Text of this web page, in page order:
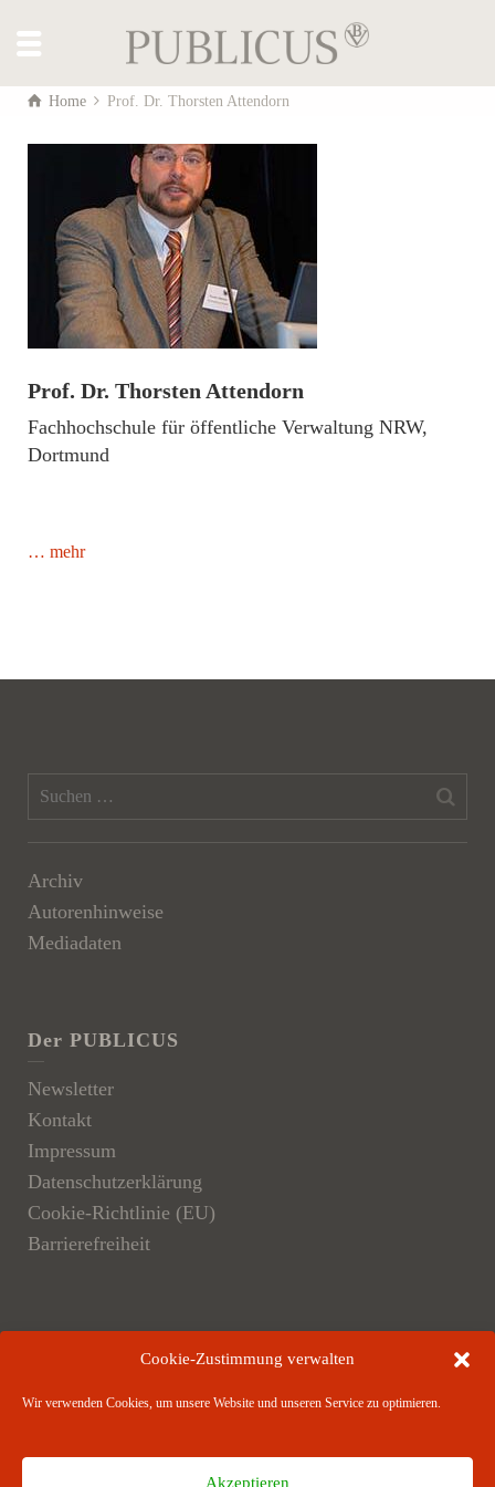
Cookie-Zustimmung verwalten
Wir verwenden Cookies, um unsere Website und unseren Service zu optimieren.
Akzeptieren
Home Prof. Dr. Thorsten Attendorn
Prof. Dr. Thorsten Attendorn
Fachhochschule für öffentliche Verwaltung NRW,
Dortmund
… mehr
Archiv
Autorenhinweise
Mediadaten
Der PUBLICUS
Newsletter
Kontakt
Impressum
Datenschutzerklärung
Cookie-Richtlinie (EU)
Barrierefreiheit